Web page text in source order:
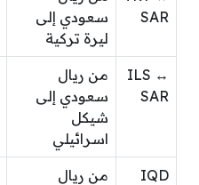
SAR
سعودي إلى
ليرة تركية
ILS ↔
SAR
من ريال
سعودي إلى
شيكل
اسرائيلي
IQD
من ريال